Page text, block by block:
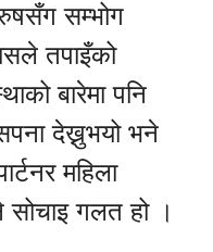
सम्भोग
तपाइँको
बारेमा पनि
देख्नुभयो भने
महिला
सोचाइ गलत हो ।